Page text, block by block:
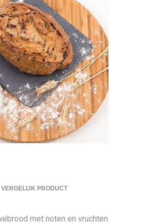
VERGELIJK PRODUCT
met noten en vruchten